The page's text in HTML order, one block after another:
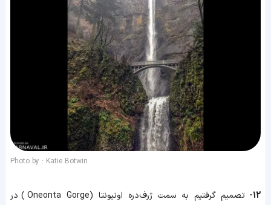
Photo by : Katie Botwin
12-
تصمیم گرفتیم به سمت ژرف‌دره اونیونتا (Oneonta Gorge) در